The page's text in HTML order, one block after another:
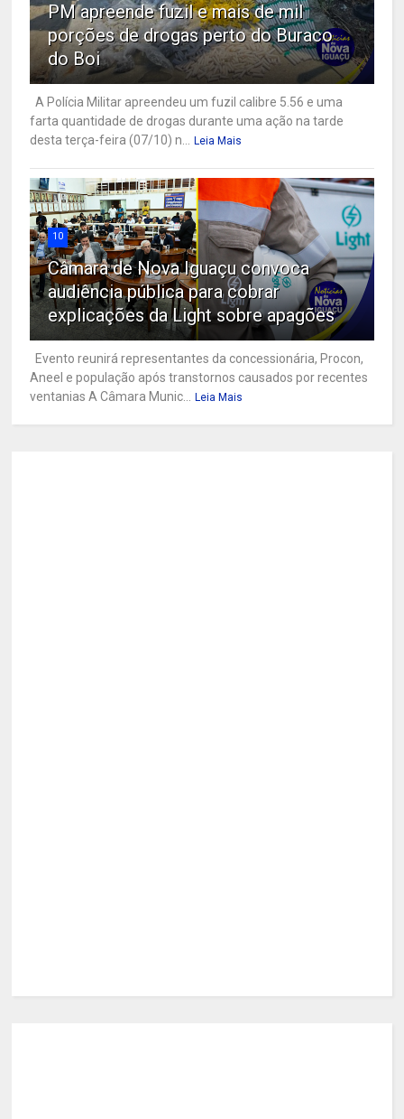
PM apreende fuzil e mais de mil
porções de drogas perto do Buraco
do Boi
A Polícia Militar apreendeu um fuzil calibre 5.56 e uma
farta quantidade de drogas durante uma ação na tarde
desta terça-feira (07/10) n... Leia Mais
10
Câmara de Nova Iguaçu convoca
audiência pública para cobrar
explicações da Light sobre apagões
Evento reunirá representantes da concessionária, Procon,
Aneel e população após transtornos causados por recentes
ventanias A Câmara Munic... Leia Mais